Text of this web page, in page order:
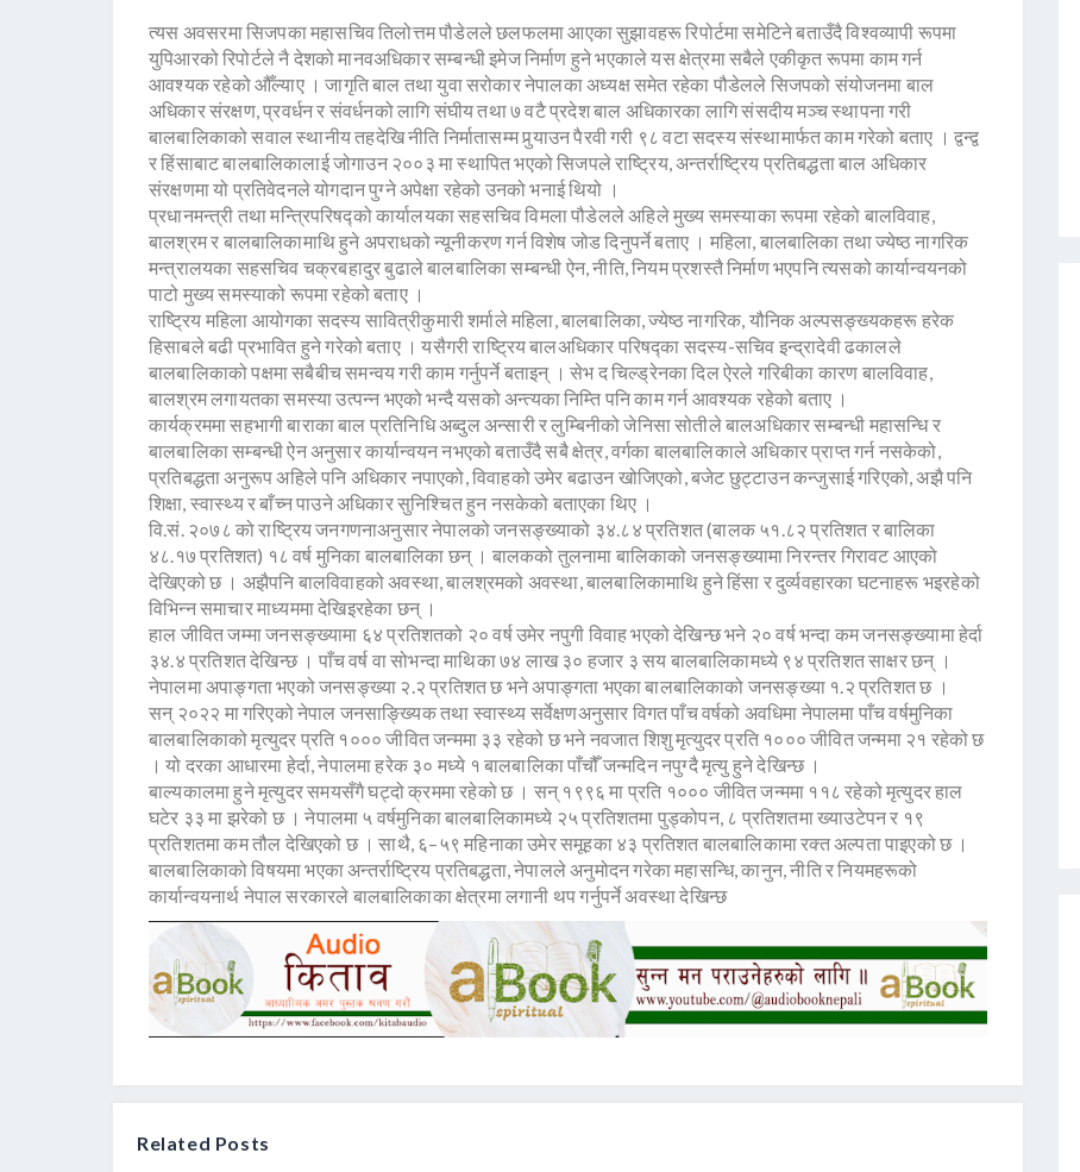
त्यस अवसरमा सिजपका महासचिव तिलोत्तम पौडेलले छलफलमा आएका सुझावहरू रिपोर्टमा समेटिने बताउँदै विश्वव्यापी रूपमा
युपिआरको रिपोर्टले नै देशको मानवअधिकार सम्बन्धी इमेज निर्माण हुने भएकाले यस क्षेत्रमा सबैले एकीकृत रूपमा काम गर्न
आवश्यक रहेको औँल्याए । जागृति बाल तथा युवा सरोकार नेपालका अध्यक्ष समेत रहेका पौडेलले सिजपको संयोजनमा बाल
अधिकार संरक्षण, प्रवर्धन र संवर्धनको लागि संघीय तथा ७ वटै प्रदेश बाल अधिकारका लागि संसदीय मञ्च स्थापना गरी
बालबालिकाको सवाल स्थानीय तहदेखि नीति निर्मातासम्म पुर्‍याउन पैरवी गरी ९८ वटा सदस्य संस्थामार्फत काम गरेको बताए । द्वन्द्व
र हिंसाबाट बालबालिकालाई जोगाउन २००३ मा स्थापित भएको सिजपले राष्ट्रिय, अन्तर्राष्ट्रिय प्रतिबद्धता बाल अधिकार
संरक्षणमा यो प्रतिवेदनले योगदान पुग्ने अपेक्षा रहेको उनको भनाई थियो ।
प्रधानमन्त्री तथा मन्त्रिपरिषद्को कार्यालयका सहसचिव विमला पौडेलले अहिले मुख्य समस्याका रूपमा रहेको बालविवाह,
बालश्रम र बालबालिकामाथि हुने अपराधको न्यूनीकरण गर्न विशेष जोड दिनुपर्ने बताए । महिला, बालबालिका तथा ज्येष्ठ नागरिक
मन्त्रालयका सहसचिव चक्रबहादुर बुढाले बालबालिका सम्बन्धी ऐन, नीति, नियम प्रशस्तै निर्माण भएपनि त्यसको कार्यान्वयनको
पाटो मुख्य समस्याको रूपमा रहेको बताए ।
राष्ट्रिय महिला आयोगका सदस्य सावित्रीकुमारी शर्माले महिला, बालबालिका, ज्येष्ठ नागरिक, यौनिक अल्पसङ्ख्यकहरू हरेक
हिसाबले बढी प्रभावित हुने गरेको बताए । यसैगरी राष्ट्रिय बालअधिकार परिषद्का सदस्य-सचिव इन्द्रादेवी ढकालले
बालबालिकाको पक्षमा सबैबीच समन्वय गरी काम गर्नुपर्ने बताइन् । सेभ द चिल्ड्रेनका दिल ऐरले गरिबीका कारण बालविवाह,
बालश्रम लगायतका समस्या उत्पन्न भएको भन्दै यसको अन्त्यका निम्ति पनि काम गर्न आवश्यक रहेको बताए ।
कार्यक्रममा सहभागी बाराका बाल प्रतिनिधि अब्दुल अन्सारी र लुम्बिनीको जेनिसा सोतीले बालअधिकार सम्बन्धी महासन्धि र
बालबालिका सम्बन्धी ऐन अनुसार कार्यान्वयन नभएको बताउँदै सबै क्षेत्र, वर्गका बालबालिकाले अधिकार प्राप्त गर्न नसकेको,
प्रतिबद्धता अनुरूप अहिले पनि अधिकार नपाएको, विवाहको उमेर बढाउन खोजिएको, बजेट छुट्टाउन कन्जुसाई गरिएको, अझै पनि
शिक्षा, स्वास्थ्य र बाँच्न पाउने अधिकार सुनिश्चित हुन नसकेको बताएका थिए ।
वि.सं. २०७८ को राष्ट्रिय जनगणनाअनुसार नेपालको जनसङ्ख्याको ३४.८४ प्रतिशत (बालक ५१.८२ प्रतिशत र बालिका
४८.१७ प्रतिशत) १८ वर्ष मुनिका बालबालिका छन् । बालकको तुलनामा बालिकाको जनसङ्ख्यामा निरन्तर गिरावट आएको
देखिएको छ । अझैपनि बालविवाहको अवस्था, बालश्रमको अवस्था, बालबालिकामाथि हुने हिंसा र दुर्व्यवहारका घटनाहरू भइरहेको
विभिन्न समाचार माध्यममा देखिइरहेका छन् ।
हाल जीवित जम्मा जनसङ्ख्यामा ६४ प्रतिशतको २० वर्ष उमेर नपुगी विवाह भएको देखिन्छ भने २० वर्ष भन्दा कम जनसङ्ख्यामा हेर्दा
३४.४ प्रतिशत देखिन्छ । पाँच वर्ष वा सोभन्दा माथिका ७४ लाख ३० हजार ३ सय बालबालिकामध्ये ९४ प्रतिशत साक्षर छन् ।
नेपालमा अपाङ्गता भएको जनसङ्ख्या २.२ प्रतिशत छ भने अपाङ्गता भएका बालबालिकाको जनसङ्ख्या १.२ प्रतिशत छ ।
सन् २०२२ मा गरिएको नेपाल जनसाङ्ख्यिक तथा स्वास्थ्य सर्वेक्षणअनुसार विगत पाँच वर्षको अवधिमा नेपालमा पाँच वर्षमुनिका
बालबालिकाको मृत्युदर प्रति १००० जीवित जन्ममा ३३ रहेको छ भने नवजात शिशु मृत्युदर प्रति १००० जीवित जन्ममा २१ रहेको छ
। यो दरका आधारमा हेर्दा, नेपालमा हरेक ३० मध्ये १ बालबालिका पाँचौँ जन्मदिन नपुग्दै मृत्यु हुने देखिन्छ ।
बाल्यकालमा हुने मृत्युदर समयसँगै घट्दो क्रममा रहेको छ । सन् १९९६ मा प्रति १००० जीवित जन्ममा ११८ रहेको मृत्युदर हाल
घटेर ३३ मा झरेको छ । नेपालमा ५ वर्षमुनिका बालबालिकामध्ये २५ प्रतिशतमा पुड्कोपन, ८ प्रतिशतमा ख्याउटेपन र १९
प्रतिशतमा कम तौल देखिएको छ । साथै, ६–५९ महिनाका उमेर समूहका ४३ प्रतिशत बालबालिकामा रक्त अल्पता पाइएको छ ।
बालबालिकाको विषयमा भएका अन्तर्राष्ट्रिय प्रतिबद्धता, नेपालले अनुमोदन गरेका महासन्धि, कानुन, नीति र नियमहरूको
कार्यान्वयनार्थ नेपाल सरकारले बालबालिकाका क्षेत्रमा लगानी थप गर्नुपर्ने अवस्था देखिन्छ
Related Posts